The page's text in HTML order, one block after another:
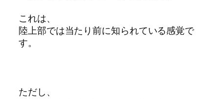
これは、
陸上部では当たり前に知られている感覚で
す。
ただし、